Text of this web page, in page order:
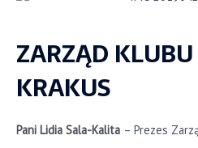
ZARZĄD
KRAKUS
Pani Lidia Sala-Kalita – Prezes